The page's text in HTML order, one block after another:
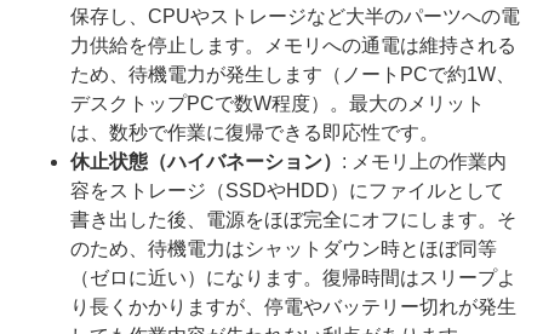
保存し、CPUやストレージなど大半のパーツへの電
力供給を停止します。メモリへの通電は維持される
ため、待機電力が発生します（ノートPCで約1W、
デスクトップPCで数W程度）。最大のメリット
は、数秒で作業に復帰できる即応性です。
休止状態（ハイバネーション） : メモリ上の作業内
容をストレージ（SSDやHDD）にファイルとして
書き出した後、電源をほぼ完全にオフにします。そ
のため、待機電力はシャットダウン時とほぼ同等
（ゼロに近い）になります。復帰時間はスリープよ
り長くかかりますが、停電やバッテリー切れが発生